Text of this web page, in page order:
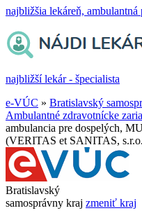
najbližšia lekáreň,
najbližší lekár - špecialista
e-VÚC » Bratislavský
Ambulantné zdravotnícke
ambulancia pre dospelých,
(VERITAS et SANITAS,
Bratislavský
samosprávny kraj zmeniť kraj